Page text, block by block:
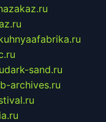
dark-sand.ru
archives.ru